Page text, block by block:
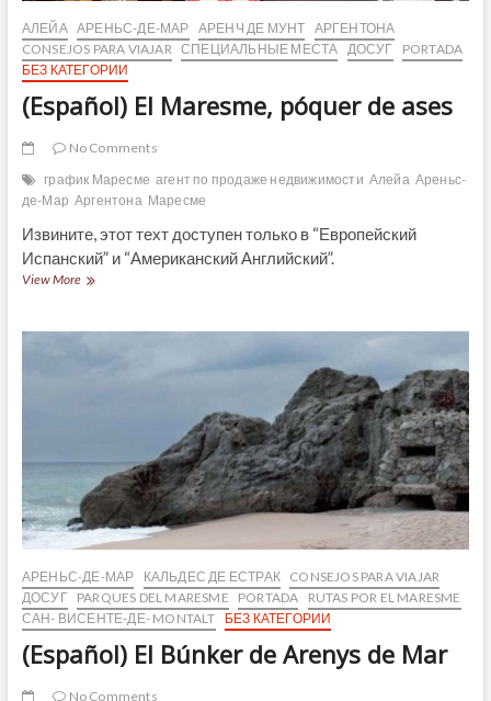
АЛЕЙА АРЕНЬС-ДЕ-МАР АРЕНЧ ДЕ МУНТ АРГЕНТОНА
CONSEJOS PARA VIAJAR СПЕЦИАЛЬНЫЕ МЕСТА ДОСУГ
PORTADA
БЕЗ КАТЕГОРИИ
(Español) El Maresme, póquer de ases
No Comments
график Маресме агент по продаже недвижимости Алейа Ареньс-
де-Мар Аргентона Маресме
Извините, этот техт доступен только в “Европейский
Испанский” и “Американский Английский”.
View More(Español)
АРЕНЬС-ДЕ-МАР КАЛЬДЕС ДЕ ЕСТРАК
CONSEJOS PARA VIAJAR
ДОСУГ
PARQUES DEL MARESME PORTADA
RUTAS POR EL MARESME
САН- ВИСЕНТЕ-ДЕ- MONTALT
БЕЗ КАТЕГОРИИ
(Español) El Búnker de Arenys de Mar
No Comments